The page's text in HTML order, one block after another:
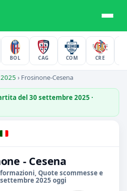
BOL CAG COM CRE
› Frosinone-Cesena
del 30 settembre 2025 ·
- Cesena
Quote scommesse e
2025 oggi